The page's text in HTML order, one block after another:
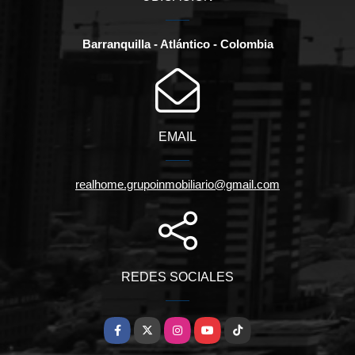
Barranquilla - Atlántico - Colombia
EMAIL
realhome.grupoinmobiliario@gmail.com
REDES SOCIALES
Facebook
X InstagramYouTubeTikTok